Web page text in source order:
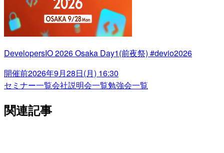
DevelopersIO 2026 Osaka Day1(前夜祭) #devio2026
開催前2026年9月28日(月) 16:30
セミナー一覧会社説明会一覧勉強会一覧
関連記事